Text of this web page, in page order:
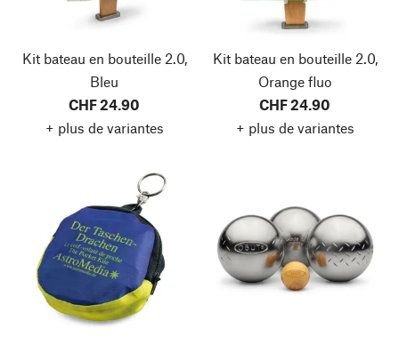
Kit bateau en bouteille 2.0,
Bleu
CHF 24.90
+ plus de variantes
Kit bateau en bouteille 2.0,
Orange fluo
CHF 24.90
+ plus de variantes